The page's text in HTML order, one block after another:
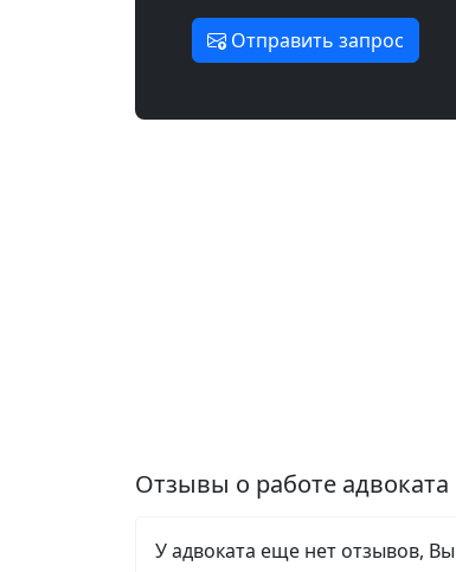
Отправить запрос
Отзывы о работе
У адвоката еще нет отзывов,